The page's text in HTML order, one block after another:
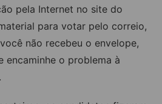
pela Internet no site do
para votar pelo correio,
não recebeu o envelope,
encaminhe o problema à